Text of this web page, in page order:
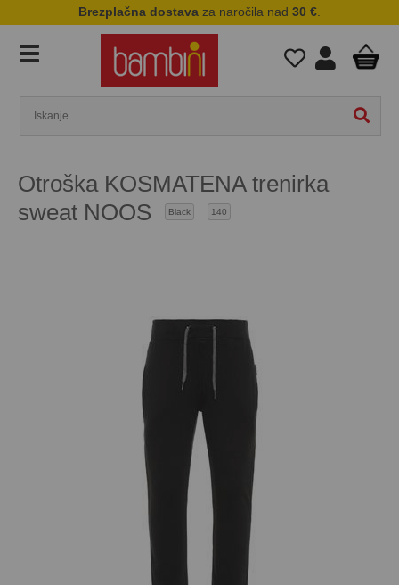
Brezplačna dostava za naročila nad 30 €
Otroška KOSMATENA trenirka
sweat NOOS
Black 140